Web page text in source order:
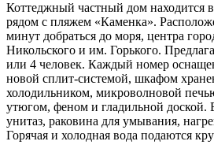
Коттеджный частный дом находится
рядом с пляжем «Каменка».
минут добраться до моря, центра
Никольского и им. Горького.
или 4 человек. Каждый номер
новой сплит-системой, шкафом
холодильником, микроволновой
утюгом, феном и гладильной доской.
унитаз, раковина для умывания,
Горячая и холодная вода подаются